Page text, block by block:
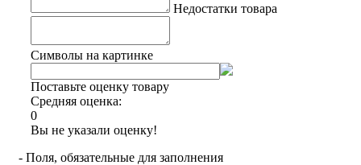
Недостатки товара
Символы на картинке
Поставьте оценку товару
Средняя оценка:
0
Вы не указали оценку!
- Поля, обязательные для заполнения